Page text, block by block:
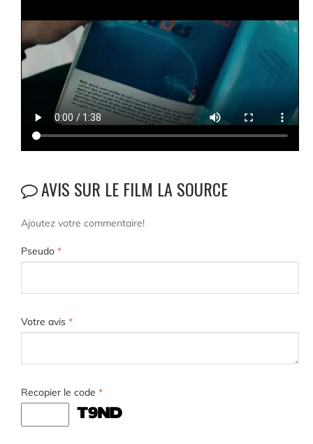
AVIS SUR LE FILM LA SOURCE
Ajoutez votre commentaire!
Pseudo *
Votre avis *
Recopier le code *